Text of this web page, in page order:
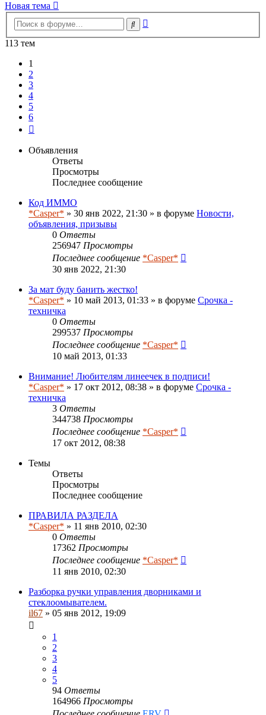
Новая тема
Поиск
113 тем
1
2
3
4
5
6
Объявления
Ответы
Просмотры
Последнее сообщение
Код ИММО
*Casper* » 30 янв 2022, 21:30 » в форуме Новости,
объявления, призывы
0 Ответы
256947 Просмотры
Последнее сообщение *Casper*
30 янв 2022, 21:30
За мат буду банить жестко!
*Casper* » 10 май 2013, 01:33 » в форуме Срочка -
техничка
0 Ответы
299537 Просмотры
Последнее сообщение *Casper*
10 май 2013, 01:33
Внимание! Любителям линеечек в подписи!
*Casper* » 17 окт 2012, 08:38 » в форуме Срочка -
техничка
3 Ответы
344738 Просмотры
Последнее сообщение *Casper*
17 окт 2012, 08:38
Темы
Ответы
Просмотры
Последнее сообщение
ПРАВИЛА РАЗДЕЛА
*Casper* » 11 янв 2010, 02:30
0 Ответы
17362 Просмотры
Последнее сообщение *Casper*
11 янв 2010, 02:30
Разборка ручки управления дворниками и
стеклоомывателем.
il67 » 05 янв 2012, 19:09
1
2
3
4
5
94 Ответы
164966 Просмотры